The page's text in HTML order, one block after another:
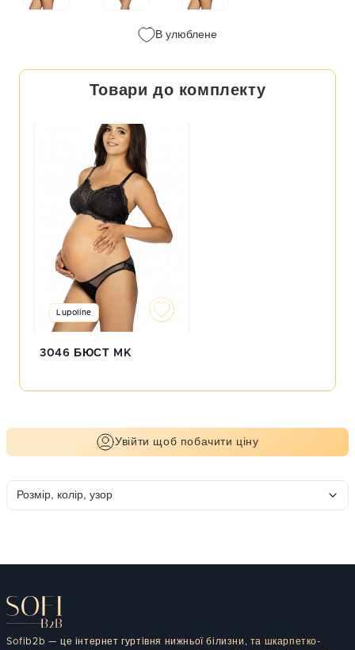
В улюблене
Товари до комплекту
Lupoline
3046 БЮСТ MK
Увійти щоб побачити ціну
Розмір, колір, узор
Sofib2b — це інтернет гуртівня нижньої білизни, та шкарпетко-